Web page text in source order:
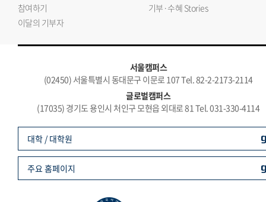
참여하기
기부·수혜 Stories
이달의 기부자
서울캠퍼스
(02450) 서울특별시 동대문구 이문로 107 Tel. 82-2-2173-2114
글로벌캠퍼스
(17035) 경기도 용인시 처인구 모현읍 외대로 81 Tel. 031-330-4114
대학 / 대학원
주요 홈페이지